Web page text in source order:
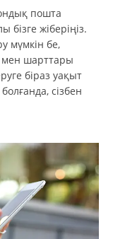
пошта
жіберіңіз.
мүмкін бе,
шарттары
біраз уақыт
сізбен